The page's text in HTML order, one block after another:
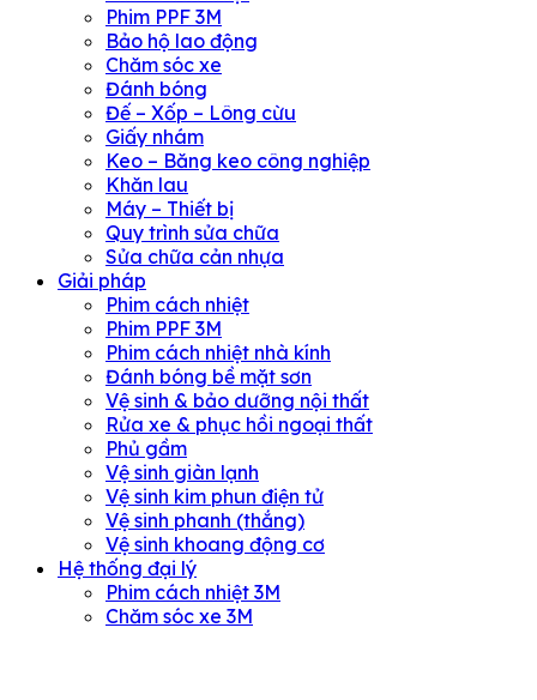
Phim PPF 3M
Bảo hộ lao động
Chăm sóc xe
Đánh bóng
Đế – Xốp – Lông cừu
Giấy nhám
Keo – Băng keo công nghiệp
Khăn lau
Máy – Thiết bị
Quy trình sửa chữa
Sửa chữa cản nhựa
Giải pháp
Phim cách nhiệt
Phim PPF 3M
Phim cách nhiệt nhà kính
Đánh bóng bề mặt sơn
Vệ sinh & bảo dưỡng nội thất
Rửa xe & phục hồi ngoại thất
Phủ gầm
Vệ sinh giàn lạnh
Vệ sinh kim phun điện tử
Vệ sinh phanh (thắng)
Vệ sinh khoang động cơ
Hệ thống đại lý
Phim cách nhiệt 3M
Chăm sóc xe 3M